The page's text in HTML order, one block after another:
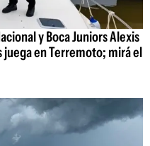
y Boca Juniors Alexis
en Terremoto; mirá el